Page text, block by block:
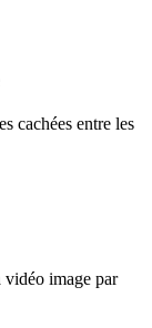
cachées entre les
image par